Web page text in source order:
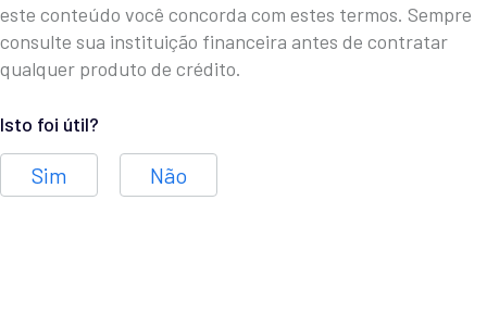
este conteúdo você concorda com estes termos. Sempre
consulte sua instituição financeira antes de contratar
qualquer produto de crédito.
Isto foi útil?
Sim Não